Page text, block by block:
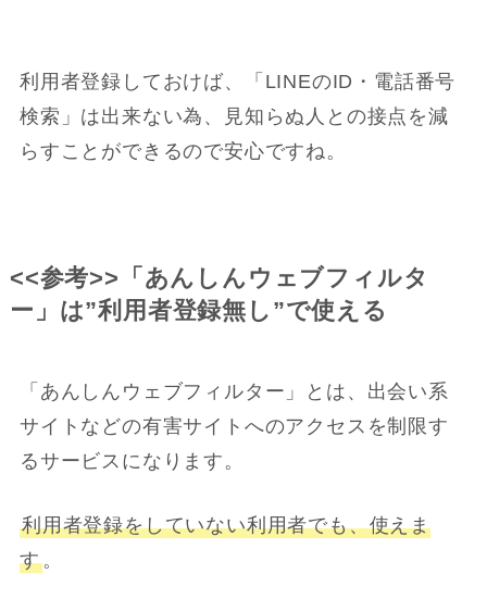
利用者登録しておけば、「LINEのID・電話番号
検索」は出来ない為、見知らぬ人との接点を減
らすことができるので安心ですね。
<<参考>>「あんしんウェブフィルタ
ー」は”利用者登録無し”で使える
「あんしんウェブフィルター」とは、出会い系
サイトなどの有害サイトへのアクセスを制限す
るサービスになります。
利用者登録をしていない利用者でも、使えま
す。